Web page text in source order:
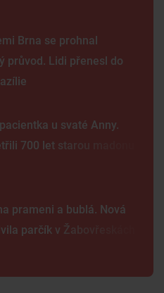
Brna se prohnal
průvod. Lidi přenesl do
u svaté Anny.
700 let starou madonu
prameni a bublá. Nová
parčík v Žabovřeskách